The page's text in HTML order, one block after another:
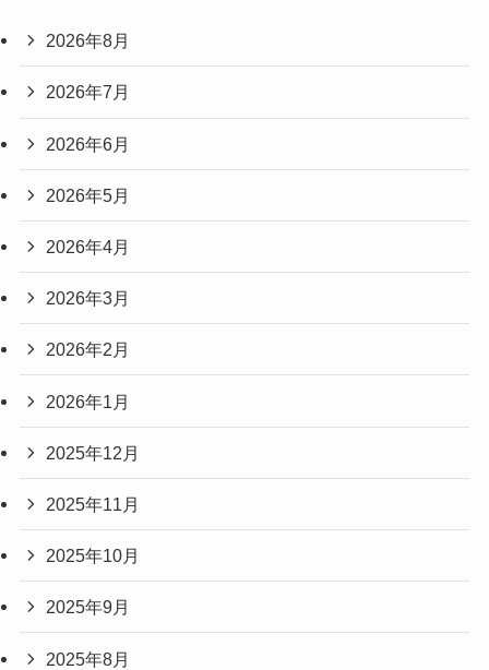
2026年8月
2026年7月
2026年6月
2026年5月
2026年4月
2026年3月
2026年2月
2026年1月
2025年12月
2025年11月
2025年10月
2025年9月
2025年8月